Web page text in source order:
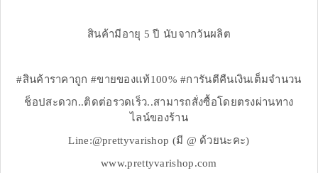
สินค้ามีอายุ 5 ปี นับจากวันผลิต
#สินค้าราคาถูก #ขายของแท้100% #การันตีคืนเงินเต็มจำนวน
ช็อปสะดวก..ติดต่อรวดเร็ว..สามารถสั่งซื้อโดยตรงผ่านทาง
ไลน์ของร้าน
Line:@prettyvarishop (มี @ ด้วยนะคะ)
www.prettyvarishop.com